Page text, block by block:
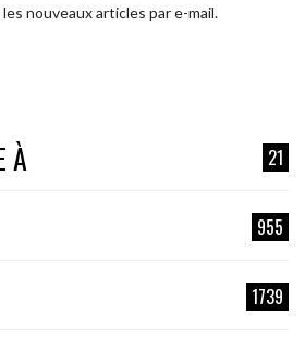
nouveaux articles par e-mail.
À 21
955
1739